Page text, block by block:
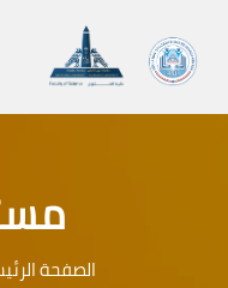
الصفحة